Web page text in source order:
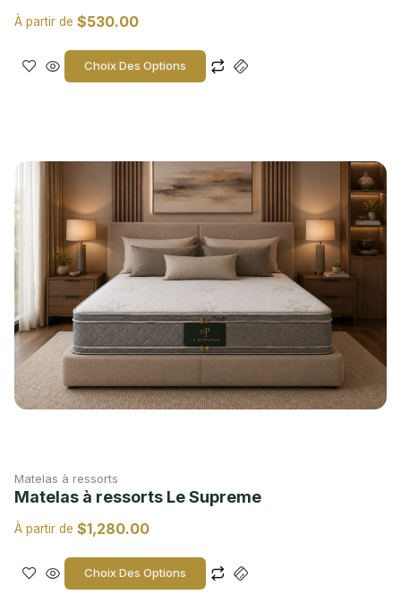
À partir de $530.00
Choix Des Options
Matelas à ressorts
Matelas à ressorts Le Supreme
À partir de $1,280.00
Choix Des Options